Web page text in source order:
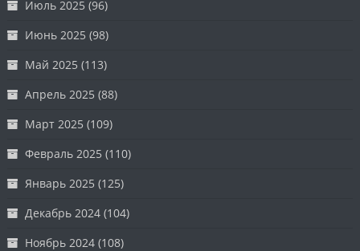
Июль 2025 (96)
Июнь 2025 (98)
Май 2025 (113)
Апрель 2025 (88)
Март 2025 (109)
Февраль 2025 (110)
Январь 2025 (125)
Декабрь 2024 (104)
Ноябрь 2024 (108)